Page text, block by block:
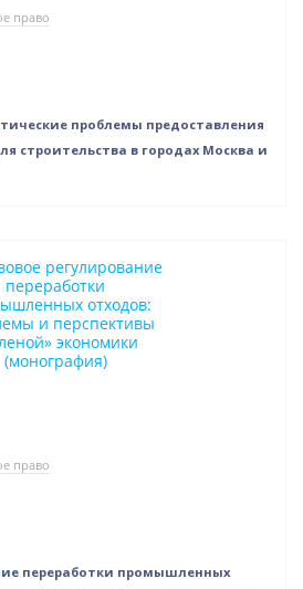
право
проблемы предоставления
строительства в городах Москва и
право
переработки промышленных